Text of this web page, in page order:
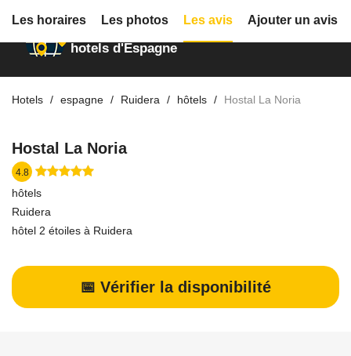
Annuaire des
hotels d'Espagne
Hotels espagne Ruidera hôtels Hostal La Noria
Hostal La Noria
4.8
hôtels
Ruidera
hôtel 2 étoiles à Ruidera
📅 Vérifier la disponibilité
Les horaires Les photos Les avis Ajouter un avis